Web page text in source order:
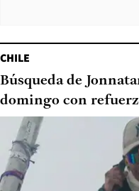
CHILE
Búsqueda de
domingo con